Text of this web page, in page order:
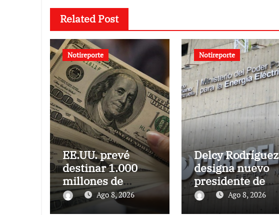
Related Post
Notireporte
EE.UU. prevé
destinar 1.000
millones de
dólares a
Colombia para un
Ago 8, 2026
Notireporte
Delcy Rodríguez
designa nuevo
presidente de
Corpoelec y
Ago 8, 2026